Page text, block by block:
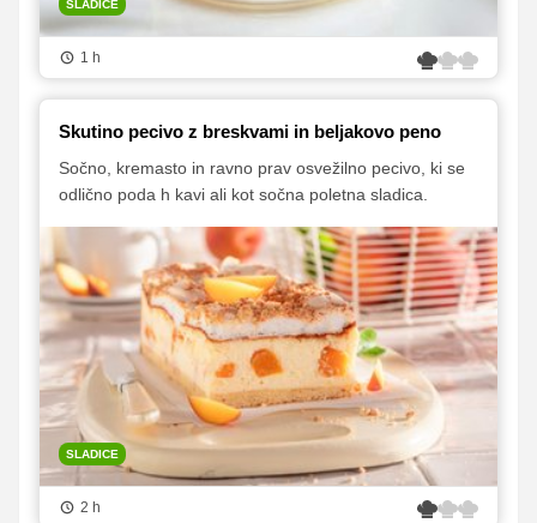
SLADICE
1 h
Skutino pecivo z breskvami in beljakovo peno
Sočno, kremasto in ravno prav osvežilno pecivo, ki se
odlično poda h kavi ali kot sočna poletna sladica.
SLADICE
2 h